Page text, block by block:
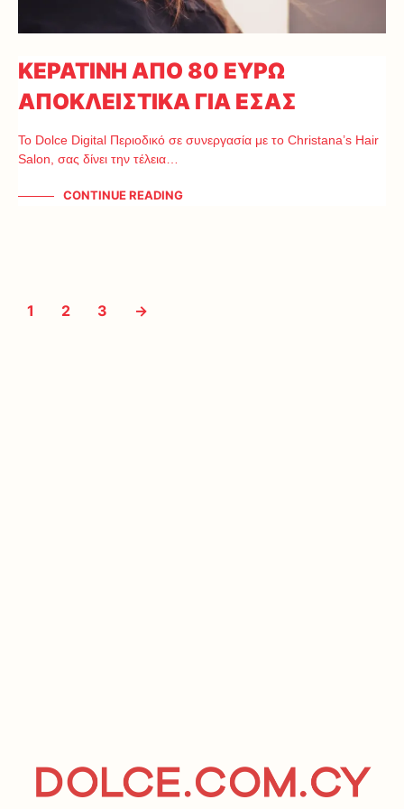
ΚΕΡΑΤΙΝΗ ΑΠΟ 80 ΕΥΡΩ
ΑΠΟΚΛΕΙΣΤΙΚΑ ΓΙΑ ΕΣΑΣ
Το Dolce Digital Περιοδικό σε συνεργασία με το Christana’s Hair
Salon, σας δίνει την τέλεια…
CONTINUE READING
1 2 3 →